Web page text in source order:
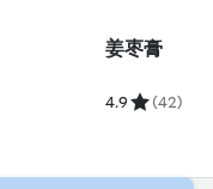
姜枣膏
4.9 (42)